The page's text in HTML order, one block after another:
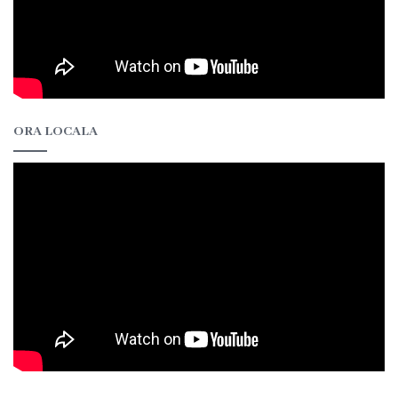
specialitate
consiliului
Ședințele
Consiliului
ORA LOCALA